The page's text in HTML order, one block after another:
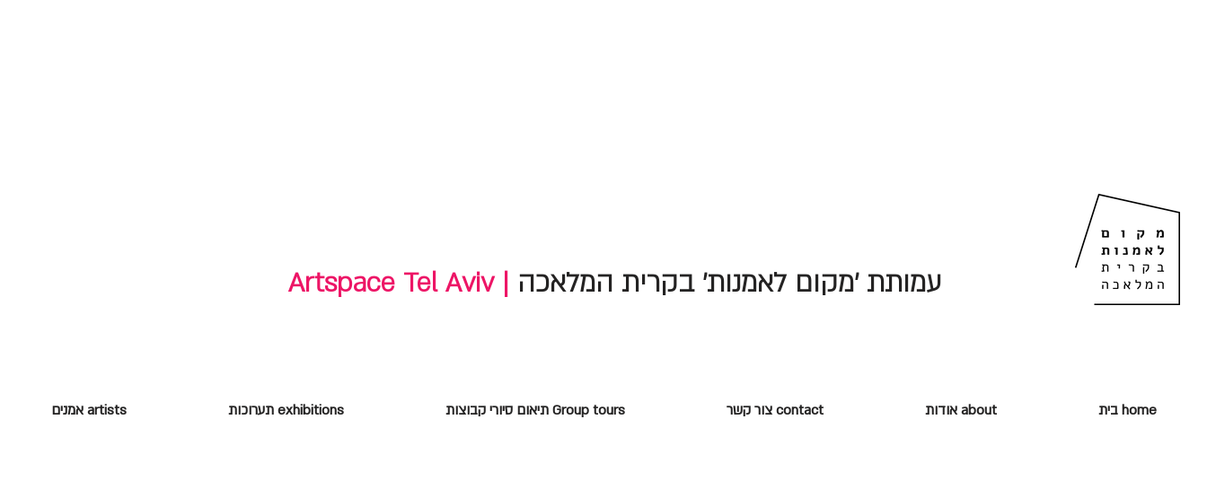
Artspace Tel Aviv | עמותת 'מקום לאמנות' בקרית המלאכה
home בית about אודות contact צור קשר Group tours תיאום סיורי קבוצות exhibitions תערוכות artists אמנים